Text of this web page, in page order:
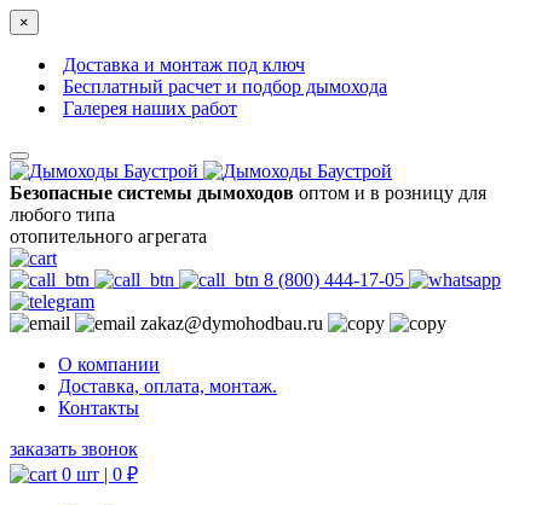
×
Доставка и монтаж под ключ
Бесплатный расчет и подбор дымохода
Галерея наших работ
Безопасные системы дымоходов оптом и в розницу для
любого типа
отопительного агрегата
8 (800) 444-17-05
zakaz@dymohodbau.ru
О компании
Доставка, оплата, монтаж.
Контакты
заказать звонок
0 шт | 0 ₽